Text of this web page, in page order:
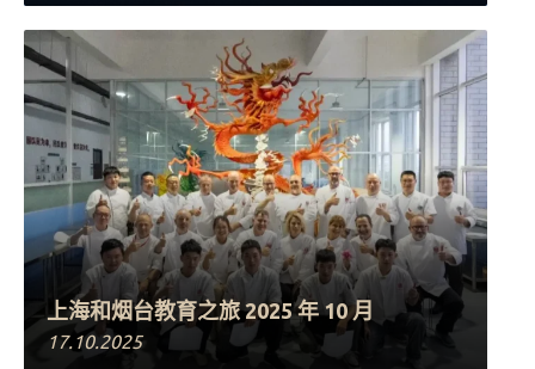
上海和烟台教育之旅 2025 年 10 月
17.10.2025